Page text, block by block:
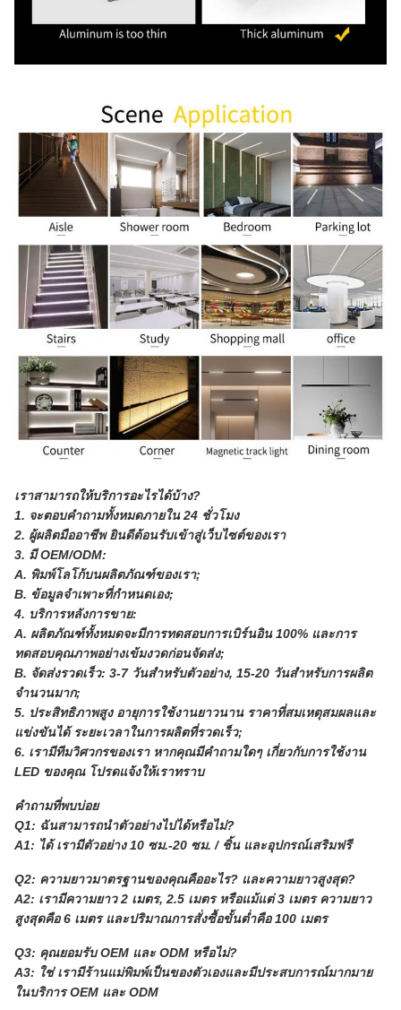
เราสามารถให้บริการอะไรได้บ้าง?
1. จะตอบคำถามทั้งหมดภายใน 24 ชั่วโมง
2. ผู้ผลิตมืออาชีพ ยินดีต้อนรับเข้าสู่เว็บไซต์ของเรา
3. มี OEM/ODM:
A. พิมพ์โลโก้บนผลิตภัณฑ์ของเรา;
B. ข้อมูลจำเพาะที่กำหนดเอง;
4. บริการหลังการขาย:
A. ผลิตภัณฑ์ทั้งหมดจะมีการทดสอบการเบิร์นอิน 100% และการ
ทดสอบคุณภาพอย่างเข้มงวดก่อนจัดส่ง;
B. จัดส่งรวดเร็ว: 3-7 วันสำหรับตัวอย่าง, 15-20 วันสำหรับการผลิต
จำนวนมาก;
5. ประสิทธิภาพสูง อายุการใช้งานยาวนาน ราคาที่สมเหตุสมผลและ
แข่งขันได้ ระยะเวลาในการผลิตที่รวดเร็ว;
6. เรามีทีมวิศวกรของเรา หากคุณมีคำถามใดๆ เกี่ยวกับการใช้งาน
LED ของคุณ โปรดแจ้งให้เราทราบ
คำถามที่พบบ่อย
Q1: ฉันสามารถนำตัวอย่างไปได้หรือไม่?
A1: ได้ เรามีตัวอย่าง 10 ซม.-20 ซม. / ชิ้น และอุปกรณ์เสริมฟรี
Q2: ความยาวมาตรฐานของคุณคืออะไร? และความยาวสูงสุด?
A2: เรามีความยาว 2 เมตร, 2.5 เมตร หรือแม้แต่ 3 เมตร ความยาว
สูงสุดคือ 6 เมตร และปริมาณการสั่งซื้อขั้นต่ำคือ 100 เมตร
Q3: คุณยอมรับ OEM และ ODM หรือไม่?
A3: ใช่ เรามีร้านแม่พิมพ์เป็นของตัวเองและมีประสบการณ์มากมาย
ในบริการ OEM และ ODM